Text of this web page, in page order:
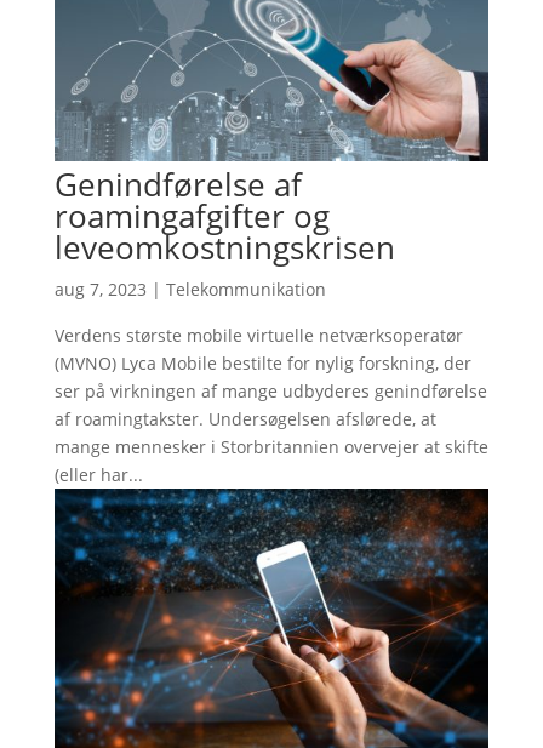
Genindførelse af
roamingafgifter og
leveomkostningskrisen
aug 7, 2023 | Telekommunikation
Verdens største mobile virtuelle netværksoperatør
(MVNO) Lyca Mobile bestilte for nylig forskning, der
ser på virkningen af mange udbyderes genindførelse
af roamingtakster. Undersøgelsen afslørede, at
mange mennesker i Storbritannien overvejer at skifte
(eller har...